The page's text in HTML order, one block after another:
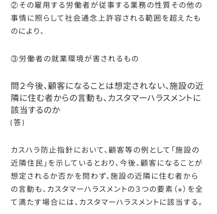
②その雇用する労働者が従事する業務の性質その他の
事情に照らして社会通念上許容される範囲を超えたも
のにより、
③労働者の就業環境が害されるもの
問２今後、顧客になることは想定されない、施設の近
隣に住む者からの言動も、カスタマーハラスメントに
該当するのか
(答)
カスハラ防止指針において、顧客等の例として「施設の
近隣住民」を示しているとおり、今後、顧客になることが
想定されるか否かを問わず、施設の近隣に住む者から
の言動も、カスタマーハラスメントの３つの要素 （※） を全
て満たす場合には、カスタマーハラスメントに該当する。